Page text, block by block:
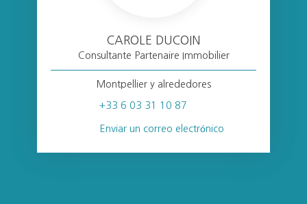
CAROLE DUCOIN
Consultante Partenaire Immobilier
Montpellier y alrededores
+33 6 03 31 10 87
Enviar un correo electrónico